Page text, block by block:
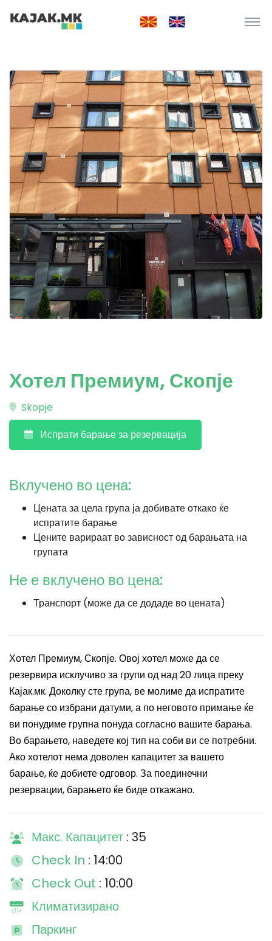
Хотел Премиум, Скопје
Skopje
Испрати барање за резервација
Вклучено во цена:
Цената за цела група ја добивате откако ќе
испратите барање
Цените варираат во зависност од барањата на
групата
Не е вклучено во цена:
Транспорт (може да се додаде во цената)
Хотел Премиум, Скопје. Овој хотел може да се
резервира исклучиво за групи од над 20 лица преку
Кајак.мк. Доколку сте група, ве молиме да испратите
барање со избрани датуми, а по неговото примање ќе
ви понудиме групна понуда согласно вашите барања.
Во барањето, наведете кој тип на соби ви се потребни.
Ако хотелот нема доволен капацитет за вашето
барање, ќе добиете одговор. За поединечни
резервации, барањето ќе биде откажано.
Макс. Капацитет : 35
Check In : 14:00
Check Out : 10:00
Климатизирано
Паркинг